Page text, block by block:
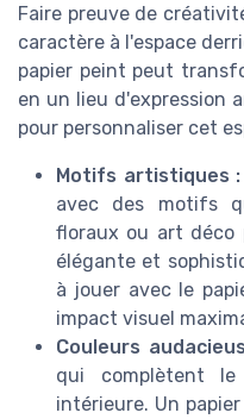
Faire preuve de
caractère à l'espace
papier peint peut
en un lieu d'expression
pour personnaliser cet
Motifs artistiques :
avec des motifs
floraux ou art déco
élégante et
à jouer avec le
impact visuel
Couleurs
qui complètent
intérieure. Un